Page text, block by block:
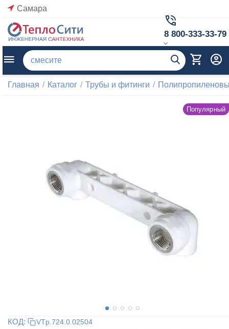
Самара
8 800-333-33-79
Главная / Каталог / Трубы и фитинги /
Популярный
КОД: VTp.724.0.02504